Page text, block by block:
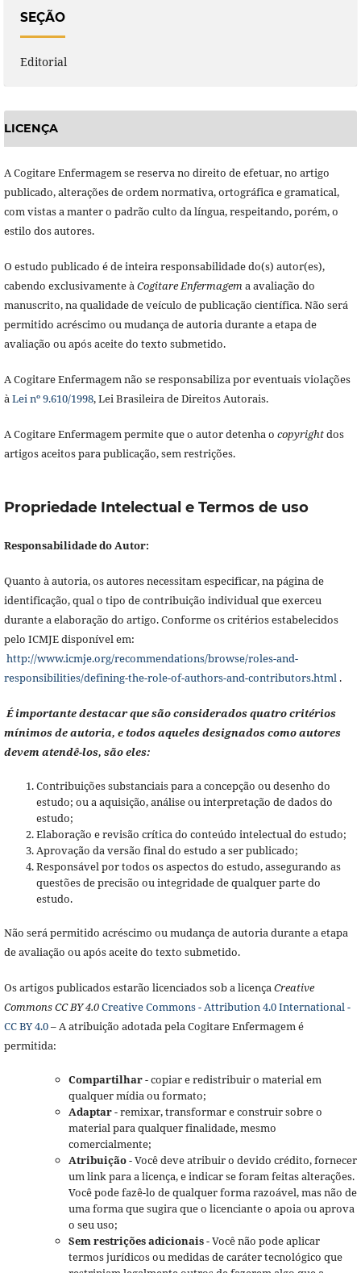
SEÇÃO
Editorial
LICENÇA
A Cogitare Enfermagem se reserva no direito de efetuar, no artigo
publicado, alterações de ordem normativa, ortográfica e gramatical,
com vistas a manter o padrão culto da língua, respeitando, porém, o
estilo dos autores.
O estudo publicado é de inteira responsabilidade do(s) autor(es),
cabendo exclusivamente à Cogitare Enfermagem a avaliação do
manuscrito, na qualidade de veículo de publicação científica. Não será
permitido acréscimo ou mudança de autoria durante a etapa de
avaliação ou após aceite do texto submetido.
A Cogitare Enfermagem não se responsabiliza por eventuais violações
à Lei nº 9.610/1998, Lei Brasileira de Direitos Autorais.
A Cogitare Enfermagem permite que o autor detenha o copyrightdos
artigos aceitos para publicação, sem restrições.
Propriedade Intelectual e Termos de uso
Responsabilidade do Autor:
Quanto à autoria, os autores necessitam especificar, na página de
identificação, qual o tipo de contribuição individual que exerceu
durante a elaboração do artigo. Conforme os critérios estabelecidos
pelo ICMJE disponível em:
http://www.icmje.org/recommendations/browse/roles-and-
responsibilities/defining-the-role-of-authors-and-contributors.html.
É importante destacar que são considerados quatro critérios
mínimos de autoria, e todos aqueles designados como autores
devem atendê-los, são eles:
Contribuições substanciais para a concepção ou desenho do
estudo; ou a aquisição, análise ou interpretação de dados do
estudo;
Elaboração e revisão crítica do conteúdo intelectual do estudo;
Aprovação da versão final do estudo a ser publicado;
Responsável por todos os aspectos do estudo, assegurando as
questões de precisão ou integridade de qualquer parte do
estudo.
Não será permitido acréscimo ou mudança de autoria durante a etapa
de avaliação ou após aceite do texto submetido.
Os artigos publicados estarão licenciados sob a licençaCreative
Commons CC BY 4.0Creative Commons - Attribution 4.0 International -
CC BY 4.0– A atribuição adotada pela Cogitare Enfermagem é
permitida:
Compartilhar- copiar e redistribuir o material em
qualquer mídia ou formato;
Adaptar- remixar, transformar e construir sobre o
material para qualquer finalidade, mesmo
comercialmente;
Atribuição- Você deve atribuir o devido crédito, fornecer
um link para a licença, e indicar se foram feitas alterações.
Você pode fazê-lo de qualquer forma razoável, mas não de
uma forma que sugira que o licenciante o apoia ou aprova
o seu uso;
Sem restrições adicionais- Você não pode aplicar
termos jurídicos ou medidas de caráter tecnológico que